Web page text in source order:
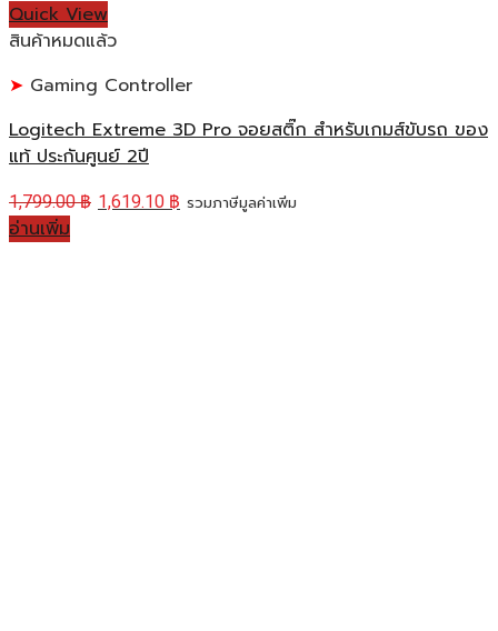
Quick View
สินค้าหมดแล้ว
Gaming Controller
Logitech Extreme 3D Pro จอยสติ๊ก สำหรับเกมส์ขับรถ ของ
แท้ ประกันศูนย์ 2ปี
1,799.00฿ 1,619.10 ฿ รวมภาษีมูลค่าเพิ่ม
อ่านเพิ่ม